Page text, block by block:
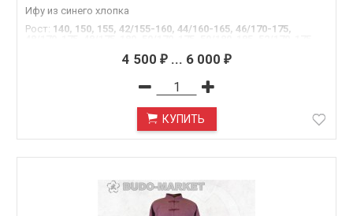
Ифу из синего хлопка
Рост: 140, 150, 155, 42/155-160, 44/160-165, 46/170-175,
4 500 ₽... 6 000 ₽
КУПИТЬ